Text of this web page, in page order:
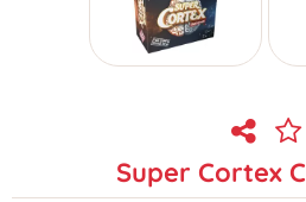
Super Cortex